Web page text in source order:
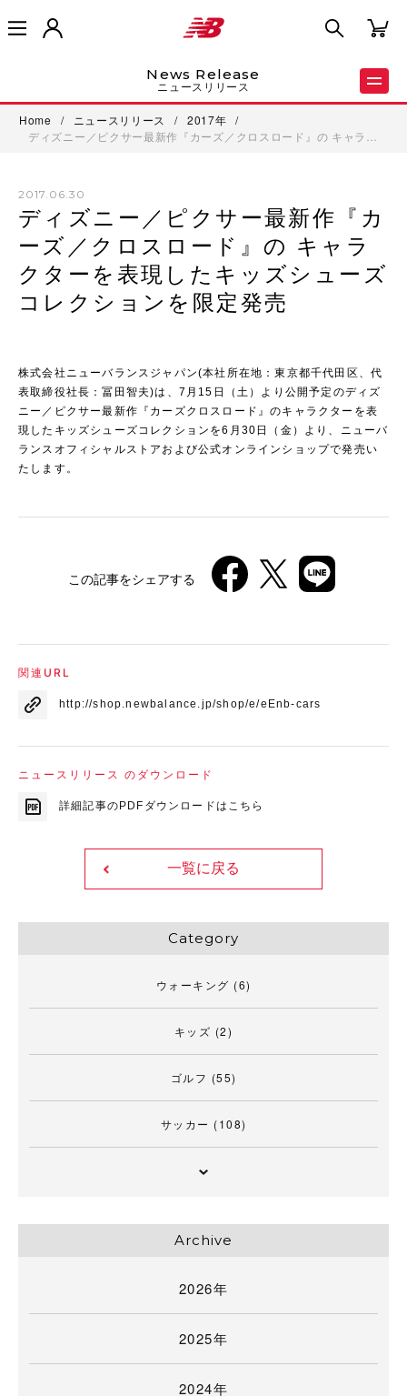
News Release
ニュースリリース
Home / ニュースリリース / 2017年
/
ディズニー／ピクサー最新作『カーズ／クロスロード』の キャラ…
2017.06.30
ディズニー／ピクサー最新作『カ
ーズ／クロスロード』の キャラ
クターを表現したキッズシューズ
コレクションを限定発売
株式会社ニューバランスジャパン(本社所在地：東京都千代田区、代
表取締役社長：冨田智夫)は、7月15日（土）より公開予定のディズ
ニー／ピクサー最新作『カーズクロスロード』のキャラクターを表
現したキッズシューズコレクションを6月30日（金）より、ニューバ
ランスオフィシャルストアおよび公式オンラインショップで発売い
たします。
この記事をシェアする
関連URL
http://shop.newbalance.jp/shop/e/eEnb-cars
ニュースリリース のダウンロード
詳細記事のPDFダウンロードはこちら
一覧に戻る
Category
ウォーキング (6)
キッズ (2)
ゴルフ (55)
サッカー (108)
Archive
2026年
2025年
2024年